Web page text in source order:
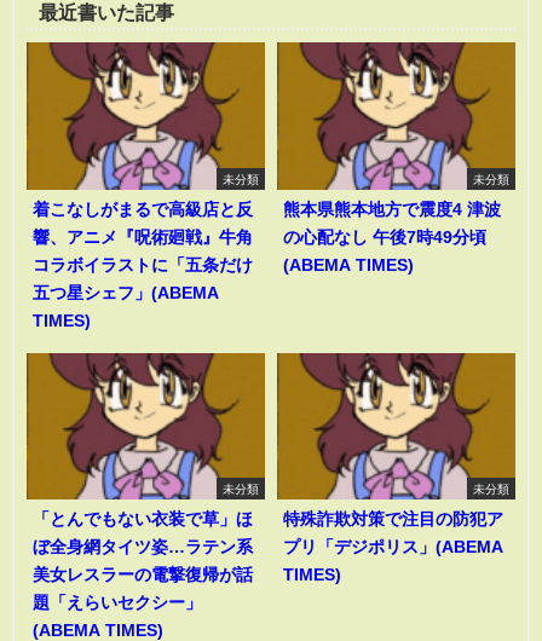
最近書いた記事
未分類
着こなしがまるで高級店と反
響、アニメ『呪術廻戦』牛角
コラボイラストに「五条だけ
五つ星シェフ」(ABEMA
TIMES)
未分類
熊本県熊本地方で震度4 津波
の心配なし 午後7時49分頃
(ABEMA TIMES)
未分類
「とんでもない衣装で草」ほ
ぼ全身網タイツ姿…ラテン系
美女レスラーの電撃復帰が話
題「えらいセクシー」
(ABEMA TIMES)
未分類
特殊詐欺対策で注目の防犯ア
プリ「デジポリス」(ABEMA
TIMES)